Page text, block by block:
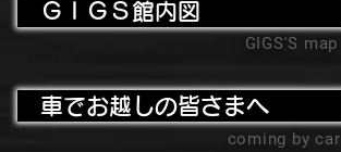
ＧＩＧＳ館内図
GIGS'S map
車でお越しの皆さまへ
coming by car